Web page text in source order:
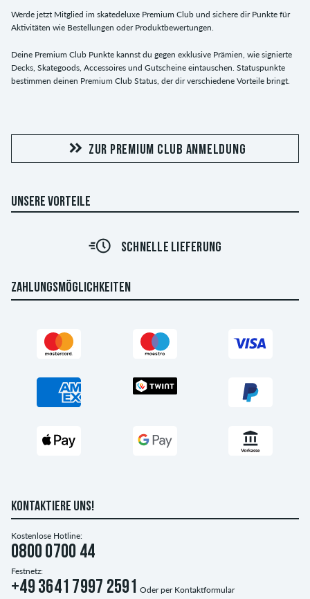
Werde jetzt Mitglied im skatedeluxe Premium Club und sichere dir Punkte für
Aktivitäten wie Bestellungen oder Produktbewertungen.
Deine Premium Club Punkte kannst du gegen exklusive Prämien, wie signierte
Decks, Skategoods, Accessoires und Gutscheine eintauschen. Statuspunkte
bestimmen deinen Premium Club Status, der dir verschiedene Vorteile bringt.
ZUR PREMIUM CLUB ANMELDUNG
UNSERE VORTEILE
SCHNELLE LIEFERUNG
ZAHLUNGSMÖGLICHKEITEN
KONTAKTIERE UNS!
Kostenlose Hotline:
0800 0700 44
Festnetz:
+49 3641 7997 2591 Oder per Kontaktformular